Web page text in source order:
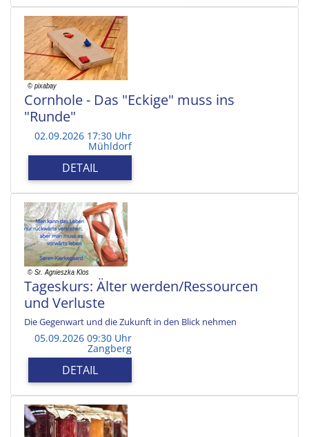
Cornhole - Das "Eckige" muss ins
"Runde"
02.09.2026 17:30 Uhr
Mühldorf
DETAIL
Tageskurs: Älter werden/Ressourcen
und Verluste
Die Gegenwart und die Zukunft in den Blick nehmen
05.09.2026 09:30 Uhr
Zangberg
DETAIL